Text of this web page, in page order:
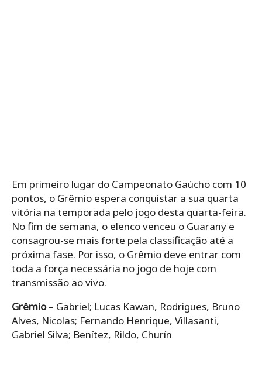
Em primeiro lugar do Campeonato Gaúcho com 10
pontos, o Grêmio espera conquistar a sua quarta
vitória na temporada pelo jogo desta quarta-feira.
No fim de semana, o elenco venceu o Guarany e
consagrou-se mais forte pela classificação até a
próxima fase. Por isso, o Grêmio deve entrar com
toda a força necessária no jogo de hoje com
transmissão ao vivo.
Grêmio– Gabriel; Lucas Kawan, Rodrigues, Bruno
Alves, Nicolas; Fernando Henrique, Villasanti,
Gabriel Silva; Benítez, Rildo, Churín